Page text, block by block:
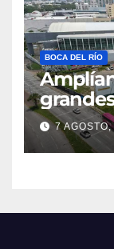
BOCA DEL RÍO
7